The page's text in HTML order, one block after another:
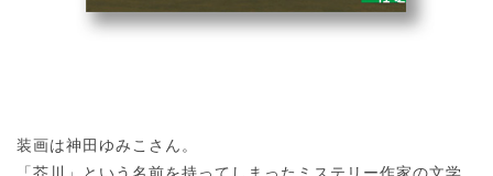
装画は神田ゆみこさん。
「芥川」という名前を持ってしまったミステリー作家の文学